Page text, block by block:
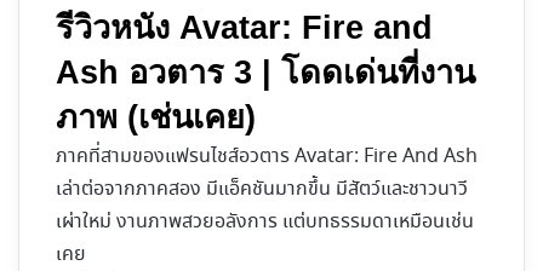
รีวิวหนัง Avatar: Fire and
Ash อวตาร 3 | โดดเด่นที่งาน
ภาพ​ (เช่นเคย)
ภาคที่สามของแฟรนไชส์อวตาร Avatar: Fire And Ash
เล่าต่อจากภาคสอง มีแอ็คชันมากขึ้น มีสัตว์และชาวนาวี
เผ่าใหม่ งานภาพสวยอลังการ แต่บทธรรมดาเหมือนเช่น
เคย